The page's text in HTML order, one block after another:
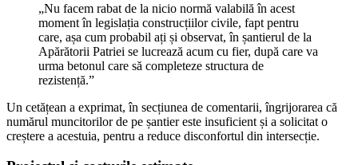
„Nu facem rabat de la nicio normă valabilă în acest
moment în legislația construcțiilor civile, fapt pentru
care, așa cum probabil ați și observat, în șantierul de la
Apărătorii Patriei se lucrează acum cu fier, după care va
urma betonul care să completeze structura de
rezistență.”
Un cetățean a exprimat, în secțiunea de comentarii, îngrijorarea că
numărul muncitorilor de pe șantier este insuficient și a solicitat o
creștere a acestuia, pentru a reduce disconfortul din intersecție.